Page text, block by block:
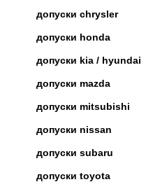
допуски chrysler
допуски honda
допуски kia / hyundai
допуски mazda
допуски mitsubishi
допуски nissan
допуски subaru
допуски toyota